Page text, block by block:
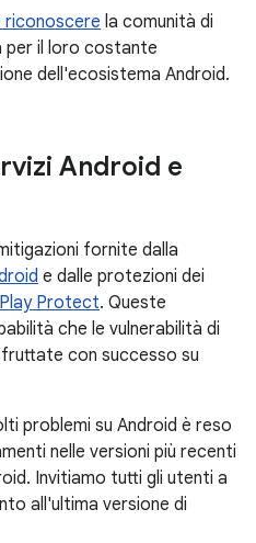
riconoscere la comunità di
per il loro costante
dell'ecosistema Android.
Android e
fornite dalla
e dalle protezioni dei
Protect. Queste
che le vulnerabilità di
con successo su
problemi su Android è reso
nelle versioni più recenti
Invitiamo tutti gli utenti a
all'ultima versione di